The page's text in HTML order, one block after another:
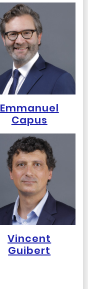
Emmanuel
Capus
Vincent
Guibert